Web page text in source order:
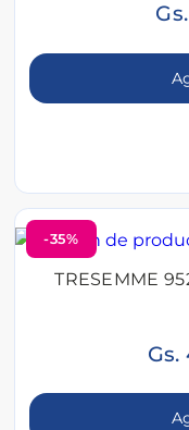
-35%
TRESEMME